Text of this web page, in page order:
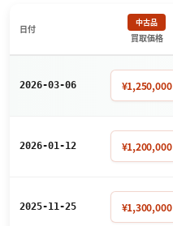
日付
中古品
買取価格
2026-03-06 ¥1,250,000
2026-01-12 ¥1,200,000
2025-11-25 ¥1,300,000